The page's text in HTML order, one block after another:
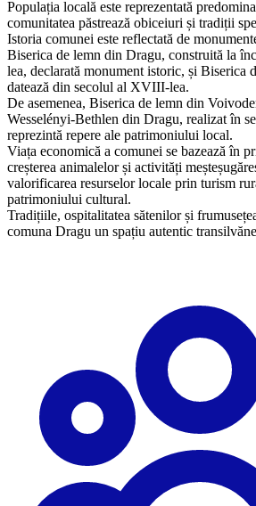
Populația locală este reprezentată
comunitatea păstrează obiceiuri și tradiții
Istoria comunei este reflectată de
Biserica de lemn din Dragu, construită la
lea, declarată monument istoric, și Biserica
datează din secolul al XVIII-lea.
De asemenea, Biserica de lemn din
Wesselényi-Bethlen din Dragu, realizat în
reprezintă repere ale patrimoniului local.
Viața economică a comunei se bazează în
creșterea animalelor și activități
valorificarea resurselor locale prin turism
patrimoniului cultural.
Tradițiile, ospitalitatea sătenilor și
comuna Dragu un spațiu autentic